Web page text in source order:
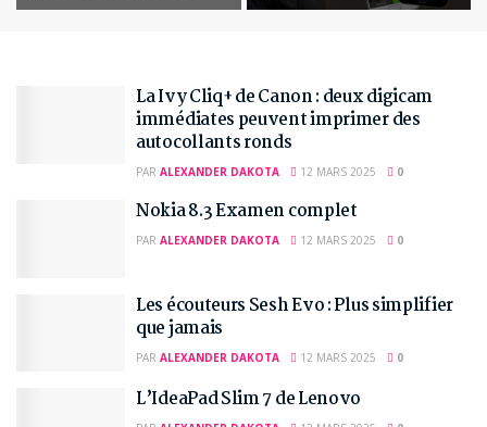
La Ivy Cliq+ de Canon : deux digicam
immédiates peuvent imprimer des
autocollants ronds
PAR ALEXANDER DAKOTA 12 MARS 2025 0
Nokia 8.3 Examen complet
PAR ALEXANDER DAKOTA 12 MARS 2025 0
Les écouteurs Sesh Evo : Plus simplifier
que jamais
PAR ALEXANDER DAKOTA 12 MARS 2025 0
L’IdeaPad Slim 7 de Lenovo